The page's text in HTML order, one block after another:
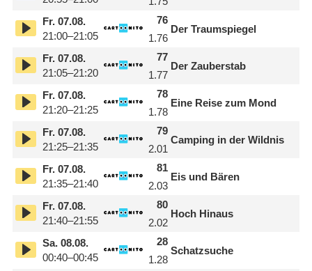
Fr.07.08.
21:00–21:05
76
1.76
Der Traumspiegel
Fr.07.08.
21:05–21:20
77
1.77
Der Zauberstab
Fr.07.08.
21:20–21:25
78
1.78
Eine Reise zum Mond
Fr.07.08.
21:25–21:35
79
2.01
Camping in der Wildnis
Fr.07.08.
21:35–21:40
81
2.03
Eis und Bären
Fr.07.08.
21:40–21:55
80
2.02
Hoch Hinaus
Sa.08.08.
00:40–00:45
28
1.28
Schatzsuche